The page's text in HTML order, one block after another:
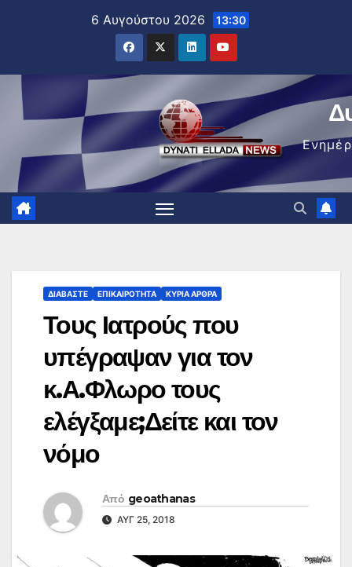
6 Αυγούστου 2026 13:30
ΔΙΑΒΆΣΤΕ ΕΠΙΚΑΙΡΌΤΗΤΑ ΚΥΡΙΑ ΑΡΘΡΑ
Τους Ιατρούς που
υπέγραψαν για τον
κ.Α.Φλωρο τους
ελέγξαμε;Δείτε και τον
νόμο
Από geoathanas
ΑΥΓ 25, 2018